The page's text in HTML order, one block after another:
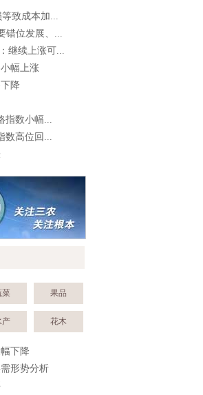
致成本加...
错位发展、...
继续上涨可...
幅上涨
降
指数小幅...
数高位回...
菜 果品
产 花木
下降
形势分析